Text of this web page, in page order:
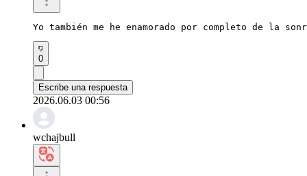
Yo también me he enamorado por completo de la
0
Escribe una respuesta
2026.06.03 00:56
wchajbull